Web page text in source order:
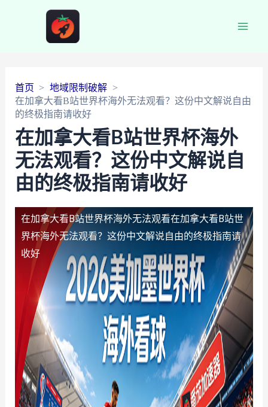
首页
地域限制破解
在加拿大看B站世界杯海外无法观看？这份中文解说自由
的终极指南请收好
在加拿大看B站世界杯海外
无法观看？这份中文解说自
由的终极指南请收好
在加拿大看B站世界杯海外无法观看在加拿大看B站世
界杯海外无法观看？这份中文解说自由的终极指南请
收好